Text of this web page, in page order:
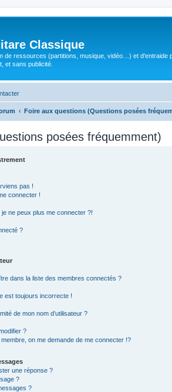
Classique
de ressources (partitions, musique, vidéo…) et d'entraide
et sans publicité.
Foire aux questions (Questions posées
posées fréquemment)
pas !
connecter !
ne peux plus me connecter ?!
?
dans la liste des membres connectés ?
est toujours incorrecte !
de mon nom d’utilisateur ?
?
membre, on me demande de me connecter !?
une réponse ?
?
?